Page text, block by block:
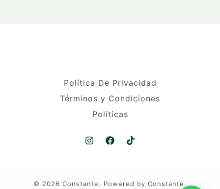
Política De Privacidad
Términos y Condiciones
Políticas
© 2026 Constante. Powered by Constante.